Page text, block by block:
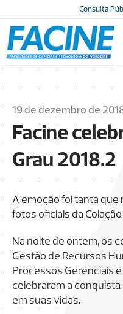
Consulta
19 de dezembro de
Facine
Grau 2018.2
A emoção foi tanta que
fotos oficiais da
Na noite de ontem, os
Gestão de Recursos
Processos Gerenciais
celebraram a
em suas vidas.